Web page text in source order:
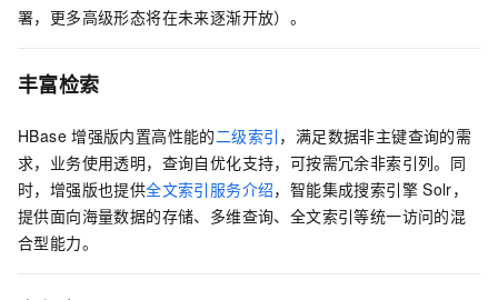
署，更多高级形态将在未来逐渐开放）。
丰富检索
HBase 增强版内置高性能的二级索引 ，满足数据非主键查询的需
求，业务使用透明，查询自优化支持，可按需冗余非索引列。同
时，增强版也提供全文索引服务介绍，智能集成搜索引擎 Solr，
提供面向海量数据的存储、多维查询、全文索引等统一访问的混
合型能力。